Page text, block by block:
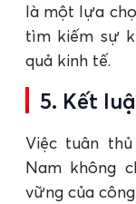
là một lựa
tìm kiếm sự
quả kinh tế.
5. Kết
Việc tuân
Nam không
vững của